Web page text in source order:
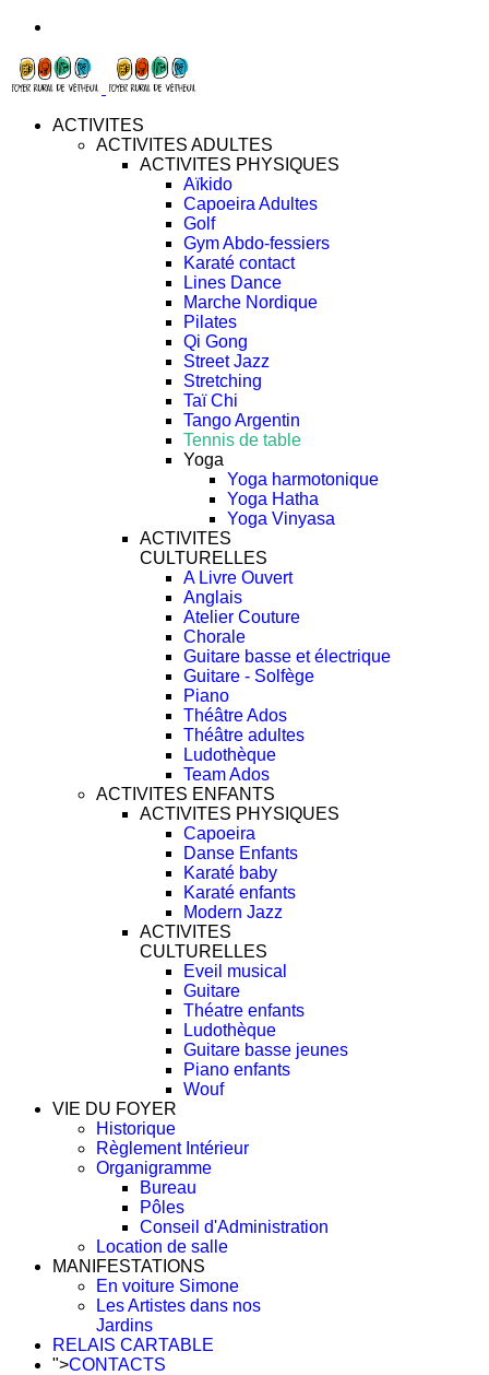
ACTIVITES
ACTIVITES ADULTES
ACTIVITES PHYSIQUES
Aïkido
Capoeira Adultes
Golf
Gym Abdo-fessiers
Karaté contact
Lines Dance
Marche Nordique
Pilates
Qi Gong
Street Jazz
Stretching
Taï Chi
Tango Argentin
Tennis de table
Yoga
Yoga harmotonique
Yoga Hatha
Yoga Vinyasa
ACTIVITES
CULTURELLES
A Livre Ouvert
Anglais
Atelier Couture
Chorale
Guitare basse et électrique
Guitare - Solfège
Piano
Théâtre Ados
Théâtre adultes
Ludothèque
Team Ados
ACTIVITES ENFANTS
ACTIVITES PHYSIQUES
Capoeira
Danse Enfants
Karaté baby
Karaté enfants
Modern Jazz
ACTIVITES
CULTURELLES
Eveil musical
Guitare
Théatre enfants
Ludothèque
Guitare basse jeunes
Piano enfants
Wouf
VIE DU FOYER
Historique
Règlement Intérieur
Organigramme
Bureau
Pôles
Conseil d'Administration
Location de salle
MANIFESTATIONS
En voiture Simone
Les Artistes dans nos
Jardins
RELAIS CARTABLE
">CONTACTS